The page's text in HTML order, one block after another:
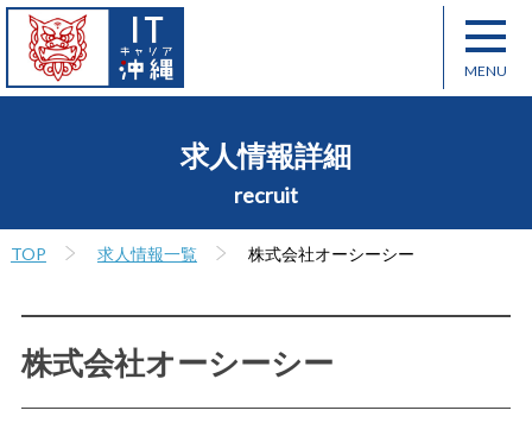
求人情報詳細
recruit
TOP 求人情報一覧 株式会社オーシーシー
株式会社オーシーシー